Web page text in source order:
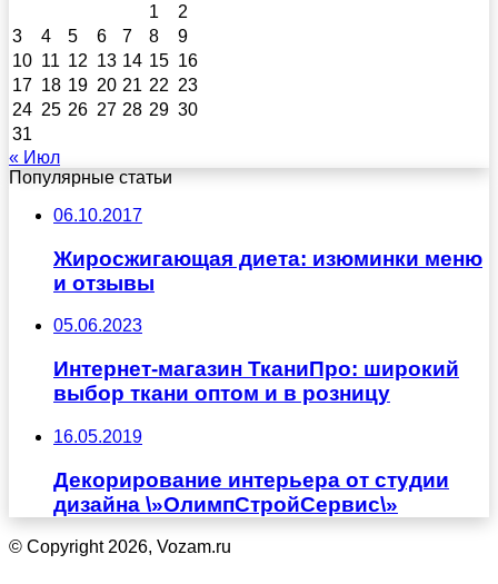
1
2
3
4 5 6 7 8
9
10 11 12 13 14 15 16
17 18 19 20 21 22 23
24 25 26 27 28 29 30
31
« Июл
Популярные статьи
06.10.2017
Жиросжигающая диета: изюминки меню
и отзывы
05.06.2023
Интернет-магазин ТканиПро: широкий
выбор ткани оптом и в розницу
16.05.2019
Декорирование интерьера от студии
дизайна \»ОлимпСтройСервис\»
© Copyright 2026, Vozam.ru